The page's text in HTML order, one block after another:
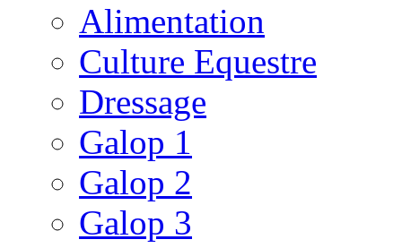
Alimentation
Culture Equestre
Dressage
Galop 1
Galop 2
Galop 3